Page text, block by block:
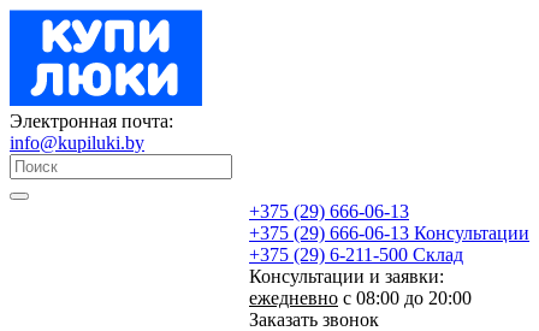
Электронная почта:
info@kupiluki.by
+375 (29) 666-06-13
+375 (29) 666-06-13 Консультации
+375 (29) 6-211-500 Склад
Консультации и заявки:
ежедневно с 08:00 до 20:00
Заказать звонок